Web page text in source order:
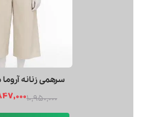
سرهمی زنانه آروما مدل
10,950,000
2,847,000